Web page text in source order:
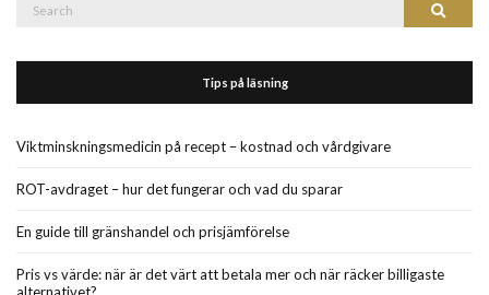
Search
Tips på läsning
Viktminskningsmedicin på recept – kostnad och vårdgivare
ROT-avdraget – hur det fungerar och vad du sparar
En guide till gränshandel och prisjämförelse
Pris vs värde: när är det värt att betala mer och när räcker billigaste
alternativet?